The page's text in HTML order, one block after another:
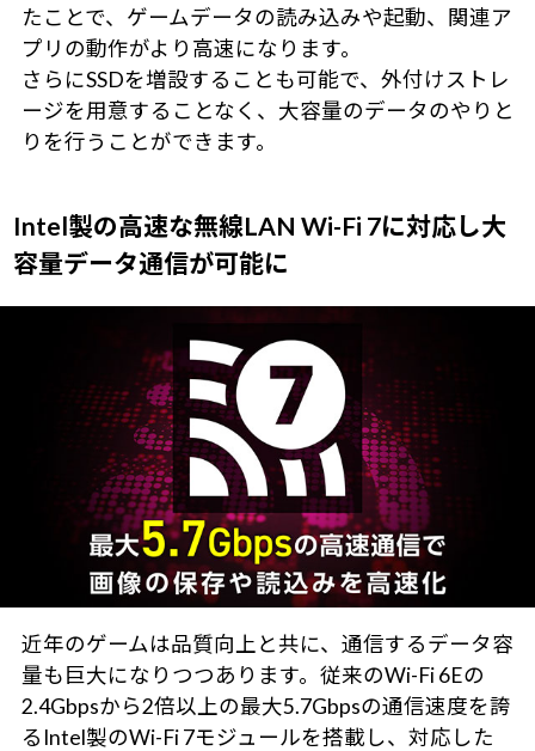
たことで、ゲームデータの読み込みや起動、関連ア
プリの動作がより高速になります。
さらにSSDを増設することも可能で、外付けストレ
ージを用意することなく、大容量のデータのやりと
りを行うことができます。
Intel製の高速な無線LAN Wi-Fi 7に対応し大
容量データ通信が可能に
近年のゲームは品質向上と共に、通信するデータ容
量も巨大になりつつあります。従来のWi-Fi 6Eの
2.4Gbpsから2倍以上の最大5.7Gbpsの通信速度を誇
るIntel製のWi-Fi 7モジュールを搭載し、対応した